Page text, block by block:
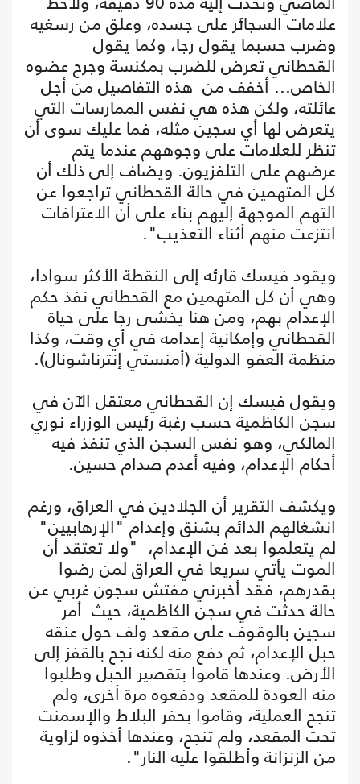
علامات السجائر على جسده، وعلق من رسغيه
وضرب حسبما يقول رجا، وكما يقول
القحطاني تعرض للضرب بمكنسة وجرح عضوه
الخاص... أخفف من هذه التفاصيل من أجل
عائلته، ولكن هذه هي نفس الممارسات التي
يتعرض لها أي سجين مثله، فما عليك سوى أن
تنظر للعلامات على وجوههم عندما يتم
عرضهم على التلفزيون. ويضاف إلى ذلك أن
كل المتهمين في حالة القحطاني تراجعوا عن
التهم الموجهة إليهم بناء على أن الاعترافات
انتزعت منهم أثناء التعذيب".
ويقود فيسك قارئه إلى النقطة الأكثر سوادا،
وهي أن كل المتهمين مع القحطاني نفذ حكم
الإعدام بهم، ومن هنا يخشى رجا على حياة
القحطاني وإمكانية إعدامه في أي وقت، وكذا
منظمة العفو الدولية (أمنستي إنترناشونال).
ويقول فيسك إن القحطاني معتقل الآن في
سجن الكاظمية حسب رغبة رئيس الوزراء نوري
المالكي، وهو نفس السجن الذي تنفذ فيه
أحكام الإعدام، وفيه أعدم صدام حسين.
ويكشف التقرير أن الجلادين في العراق، ورغم
انشغالهم الدائم بشنق وإعدام "الإرهابيين"
لم يتعلموا بعد فن الإعدام، "ولا تعتقد أن
الموت يأتي سريعا في العراق لمن رضوا
بقدرهم، فقد أخبرني مفتش سجون غربي عن
حالة حدثت في سجن الكاظمية، حيث أمر
سجين بالوقوف على مقعد ولف حول عنقه
حبل الإعدام، ثم دفع منه لكنه نجح بالقفز إلى
الأرض. وعندها قاموا بتقصير الحبل وطلبوا
منه العودة للمقعد ودفعوه مرة أخرى، ولم
تنجح العملية، وقاموا بحفر البلاط والإسمنت
تحت المقعد، ولم تنجح، وعندها أخذوه لزاوية
من الزنزانة وأطلقوا عليه النار".